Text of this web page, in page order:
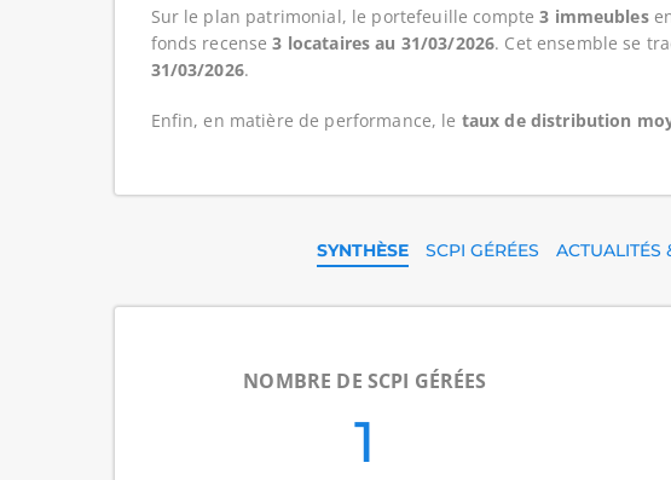
Sur le plan patrimonial, le portefeuille compte3 immeubles
fonds recense3 locataires au 31/03/2026. Cet ensemble se
31/03/2026.
Enfin, en matière de performance, le taux de distribution
SYNTHÈSE SCPI GÉRÉES ACTUALITÉS
NOMBRE DE SCPI GÉRÉES
1